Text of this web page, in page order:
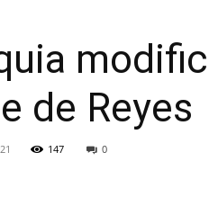
de Reyes
147 0